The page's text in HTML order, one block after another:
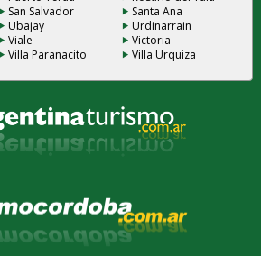
San Salvador
Santa Ana
Ubajay
Urdinarrain
Viale
Victoria
Villa Paranacito
Villa Urquiza